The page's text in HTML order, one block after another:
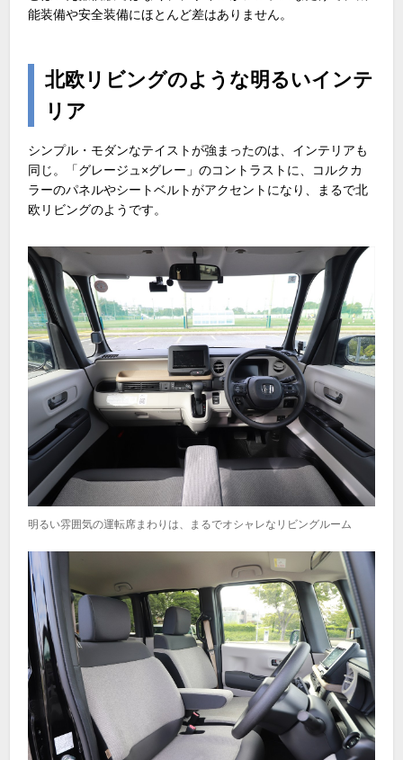
能装備や安全装備にほとんど差はありません。
北欧リビングのような明るいインテ
リア
シンプル・モダンなテイストが強まったのは、インテリアも
同じ。「グレージュ×グレー」のコントラストに、コルクカ
ラーのパネルやシートベルトがアクセントになり、まるで北
欧リビングのようです。
明るい雰囲気の運転席まわりは、まるでオシャレなリビングルーム